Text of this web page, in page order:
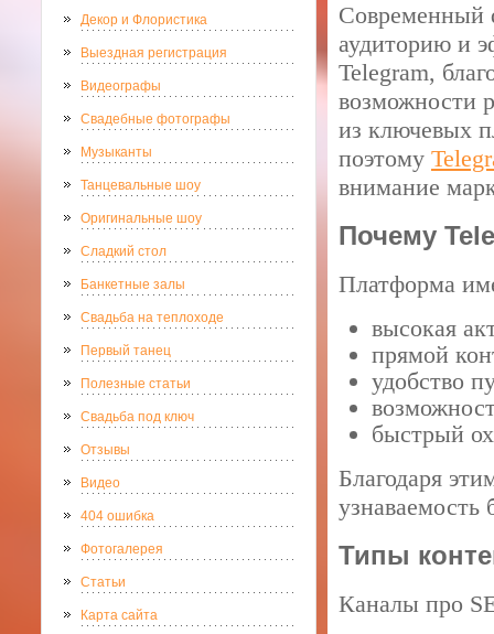
Декор и Флористика
Выездная регистрация
Видеографы
Свадебные фотографы
Музыканты
Танцевальные шоу
Оригинальные шоу
Сладкий стол
Банкетные залы
Свадьба на теплоходе
Первый танец
Полезные статьи
Свадьба под ключ
Отзывы
Видео
404 ошибка
Фотогалерея
Статьи
Карта сайта
Современный
аудиторию и
Telegram,
возможности
из ключевых
поэтому
внимание
Почему
Платформа
высокая
прямой
удобство
быстрый
Благодаря
узнаваемость
Типы
Каналы про